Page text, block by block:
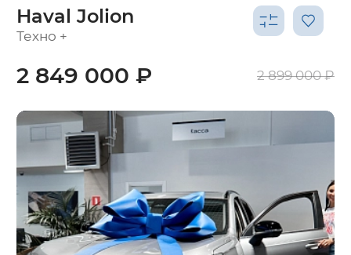
Haval Jolion
Техно +
2 849 000 ₽ 2 899 000 ₽